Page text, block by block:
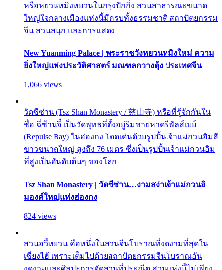
หรือหยวนหมิงหยวนในกรุงปักกิ่ง สวนสาธารณะขนาด
ใหญ่ใจกลางเมืองแห่งนี้มีครบทั้งธรรมชาติ สถาปัตยกรรม
จีน สวนสนุก และการแสดง
New Yuanming Palace | พระราชวังหยวนหมิงใหม่ ความ
ยิ่งใหญ่แห่งประวัติศาสตร์ มณฑลกวางตุ้ง ประเทศจีน
1,066 views
วัดซีซ่าน (Tsz Shan Monastery / 慈山寺) หรือที่รู้จักกันใน
ชื่อ ฉี่ซ้านจี๋ เป็นวัดพุทธที่ตั้งอยู่ริมชายหาดรีพัลส์เบย์
(Repulse Bay) ในฮ่องกง โดดเด่นด้วยรูปปั้นเจ้าแม่กวนอิมสี
ขาวขนาดใหญ่ สูงถึง 76 เมตร ซึ่งเป็นรูปปั้นเจ้าแม่กวนอิม
ที่สูงเป็นอันดับต้นๆ ของโลก
Tsz Shan Monastery | วัดซีซ่าน…งามสง่าเจ้าแม่กวนอิ
มองค์ใหญ่แห่งฮ่องกง
824 views
สวนอวี้หยวน คือหนึ่งในสวนจีนโบราณที่งดงามที่สุดใน
เซี่ยงไฮ้ เพราะเต็มไปด้วยสถาปัตยกรรมจีนโบราณอัน
งดงามและศิลปะการจัดสวนที่ประณีต สวนแห่งนี้ไม่เพียง